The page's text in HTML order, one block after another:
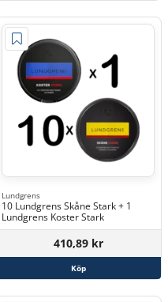
Lundgrens
10 Lundgrens Skåne Stark + 1
Lundgrens Koster Stark
410,89 kr
Köp